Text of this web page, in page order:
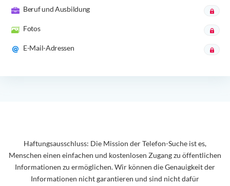
Beruf und Ausbildung
Fotos
E-Mail-Adressen
Haftungsausschluss: Die Mission der Telefon-Suche ist es,
Menschen einen einfachen und kostenlosen Zugang zu öffentlichen
Informationen zu ermöglichen. Wir können die Genauigkeit der
Informationen nicht garantieren und sind nicht dafür